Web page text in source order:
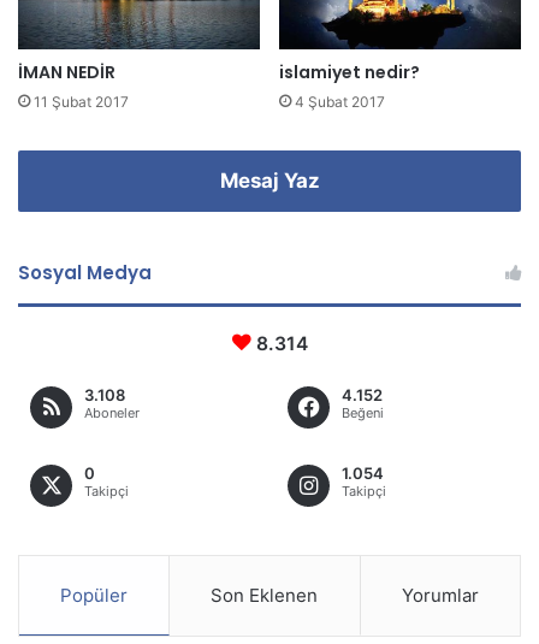
İMAN NEDİR
11 Şubat 2017
islamiyet nedir?
4 Şubat 2017
Mesaj Yaz
Sosyal Medya
8.314
3.108
Aboneler
4.152
Beğeni
0
Takipçi
1.054
Takipçi
Popüler Son Eklenen Yorumlar